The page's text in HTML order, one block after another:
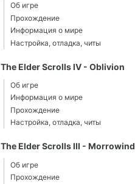
Об игре
Прохождение
Информация о мире
Настройка, отладка, читы
The Elder Scrolls IV - Oblivion
Об игре
Информация о мире
Прохождение
Настройка, отладка, читы
The Elder Scrolls III - Morrowind
Об игре
Прохождение